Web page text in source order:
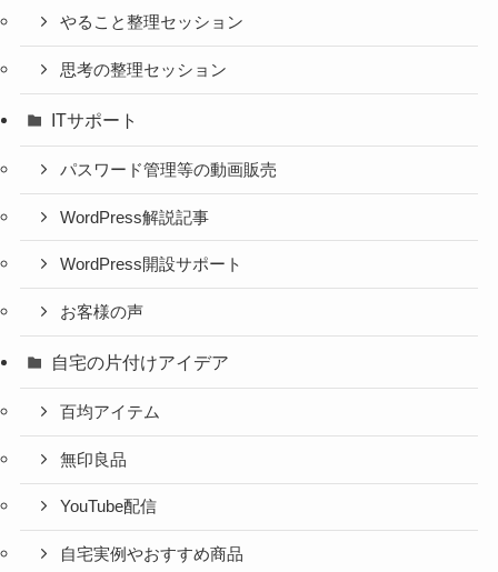
やること整理セッション
思考の整理セッション
ITサポート
パスワード管理等の動画販売
WordPress解説記事
WordPress開設サポート
お客様の声
自宅の片付けアイデア
百均アイテム
無印良品
YouTube配信
自宅実例やおすすめ商品